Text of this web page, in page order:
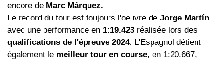
encore de Marc Márquez.
Le record du tour est toujours l'oeuvre de Jorge Martín
avec une performance en 1:19.423 réalisée lors des
qualifications de l'épreuve 2024. L'Espagnol détient
également le meilleur tour en course, en 1:20.667,